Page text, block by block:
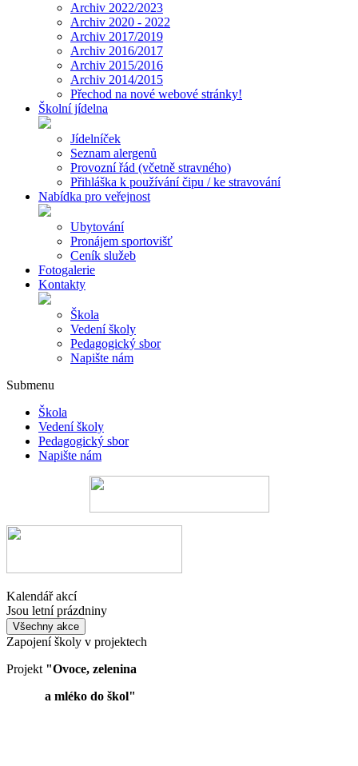
Archiv 2022/2023
Archiv 2020 - 2022
Archiv 2017/2019
Archiv 2016/2017
Archiv 2015/2016
Archiv 2014/2015
Přechod na nové webové stránky!
Školní jídelna
Jídelníček
Seznam alergenů
Provozní řád (včetně stravného)
Přihláška k používání čipu / ke stravování
Nabídka pro veřejnost
Ubytování
Pronájem sportovišť
Ceník služeb
Fotogalerie
Kontakty
Škola
Vedení školy
Pedagogický sbor
Napište nám
Submenu
Škola
Vedení školy
Pedagogický sbor
Napište nám
Kalendář akcí
Jsou letní prázdniny
Všechny akce
Zapojení školy v projektech
Projekt "Ovoce, zelenina
a mléko do škol"